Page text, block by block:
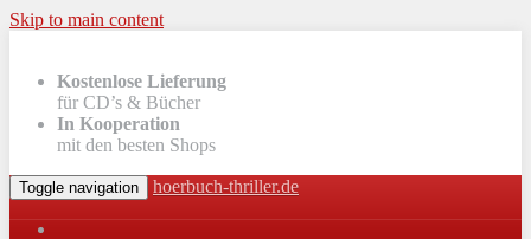
Skip to main content
Kostenlose Lieferung
für CD’s & Bücher
In Kooperation
mit den besten Shops
Toggle navigation hoerbuch-thriller.de